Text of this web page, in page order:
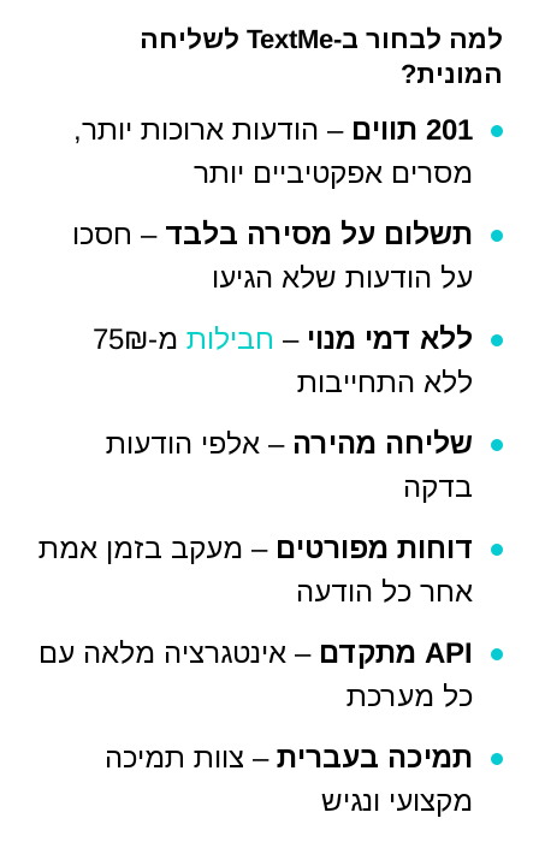
למה לבחור ב-TextMe לשליחה
המונית?
201 תווים
– הודעות ארוכות יותר,
מסרים אפקטיביים יותר
תשלום על מסירה בלבד – חסכו
על הודעות שלא הגיעו
ללא דמי מנוי – חבילות
מ-75₪
ללא התחייבות
שליחה מהירה – אלפי הודעות
בדקה
דוחות מפורטים – מעקב בזמן אמת
אחר כל הודעה
API מתקדם
– אינטגרציה מלאה עם
כל מערכת
תמיכה בעברית – צוות תמיכה
מקצועי ונגיש